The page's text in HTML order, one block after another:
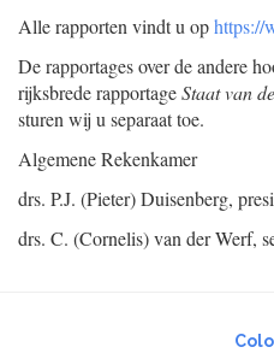
Alle rapporten vindt u ophttps://
De rapportages over de andere
rijksbrede rapportageStaat van
sturen wij u separaat toe.
Algemene Rekenkamer
drs. P.J. (Pieter)Duisenberg,
drs. C. (Cornelis) van derWerf,